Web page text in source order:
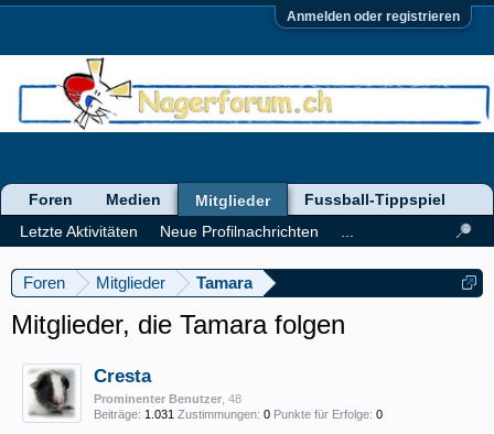
Anmelden oder registrieren
Foren Mitglieder Tamara
Mitglieder, die Tamara folgen
Cresta
Prominenter Benutzer , 48
Beiträge: 1.031 Zustimmungen: 0 Punkte für Erfolge: 0
Foren Medien
Mitglieder
Letzte Aktivitäten
Neue Profilnachrichten
Fussball-Tippspiel